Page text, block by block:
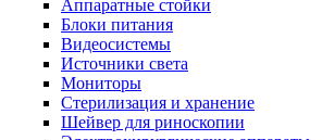
Аппаратные стойки
Блоки питания
Видеосистемы
Источники света
Мониторы
Стерилизация и хранение
Шейвер для риноскопии